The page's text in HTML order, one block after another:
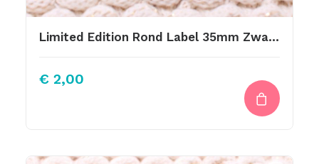
Limited Edition Rond Label 35mm Zwart Krokodil Print
€ 2,00